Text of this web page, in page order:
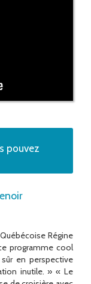
pouvez
Régine
programme cool
en perspective
inutile. » « Le